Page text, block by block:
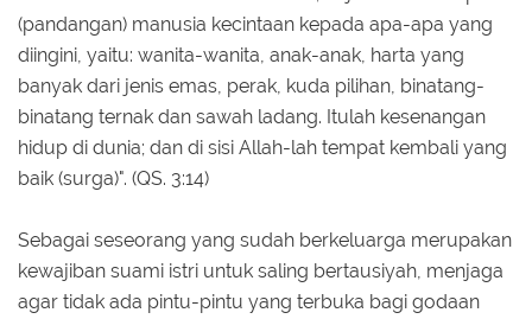
(pandangan) manusia kecintaan kepada apa-apa yang
diingini, yaitu: wanita-wanita, anak-anak, harta yang
banyak dari jenis emas, perak, kuda pilihan, binatang-
binatang ternak dan sawah ladang. Itulah kesenangan
hidup di dunia; dan di sisi Allah-lah tempat kembali yang
baik (surga)". (QS. 3:14)
Sebagai seseorang yang sudah berkeluarga merupakan
kewajiban suami istri untuk saling bertausiyah, menjaga
agar tidak ada pintu-pintu yang terbuka bagi godaan